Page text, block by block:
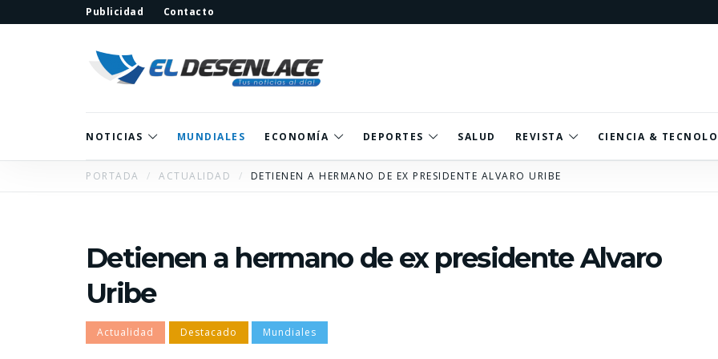
Publicidad Contacto
NOTICIAS MUNDIALES ECONOMÍA DEPORTES SALUD REVISTA CIENCIA &
PORTADA ACTUALIDAD DETIENEN A HERMANO DE EX PRESIDENTE ALVARO URIBE
Detienen a hermano de ex presidente Alvaro
Uribe
Actualidad Destacado Mundiales